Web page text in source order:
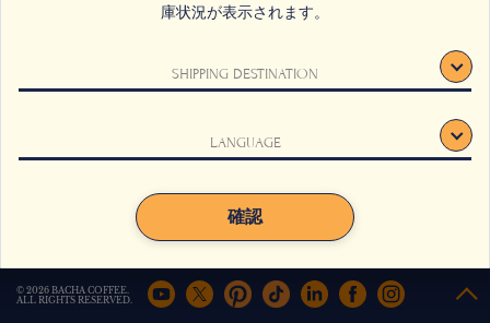
庫状況が表示されます。
SHIPPING DESTINATION
LANGUAGE
確認
せん。
返品および交換ポリシー
「返品および交換ポリシー」に関するこのセクションは、
お客様の法的権利には影響しません。
ーグッズのうち、ご注文の受領後30日以内にお客様に合
わないものを返品する権利があります。
みなされるアイテムの交換または払い戻しを受ける権利が
あります。
このウェブサイトでは、ユーザー体験向上のためにクッキーを使
同意する 同意しない
© 2026 BACHA COFFEE.
ALL RIGHTS RESERVED.